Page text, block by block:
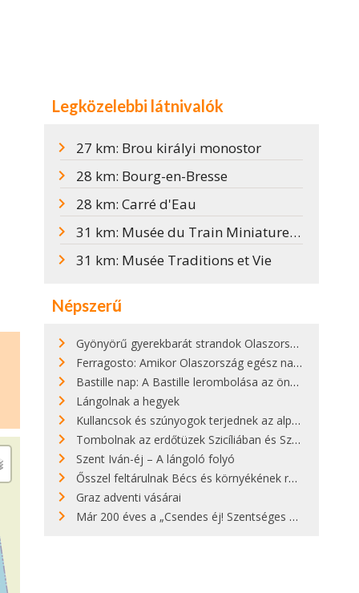
Legközelebbi látnivalók
27 km: Brou királyi monostor
28 km: Bourg-en-Bresse
28 km: Carré d'Eau
31 km: Musée du Train Miniature / Makettvonat múzeum
31 km: Musée Traditions et Vie
Népszerű
Gyönyörű gyerekbarát strandok Olaszországban - megmutatjuk a 15 legjobbat
Ferragosto: Amikor Olaszország egész nap nyaral
Bastille nap: A Bastille lerombolása az önkényuralom végét jelentette
Lángolnak a hegyek
Kullancsok és szúnyogok terjednek az alpesi legelőkön
Tombolnak az erdőtüzek Szicíliában és Szardínián
Szent Iván-éj – A lángoló folyó
Ősszel feltárulnak Bécs és környékének rendkívüli építészeti kincsei
Graz adventi vásárai
Már 200 éves a „Csendes éj! Szentséges éj!”